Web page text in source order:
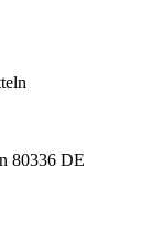
80336 DE